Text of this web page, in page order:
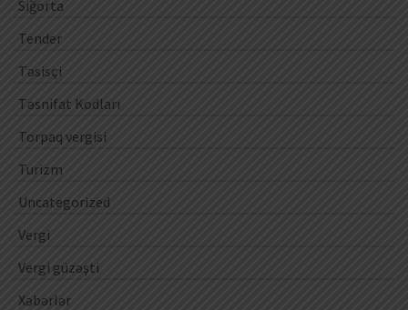
Sığorta
Tender
Təsisçi
Təsnifat Kodları
Torpaq vergisi
Turizm
Uncategorized
Vergi
Vergi güzəşti
Xəbərlər